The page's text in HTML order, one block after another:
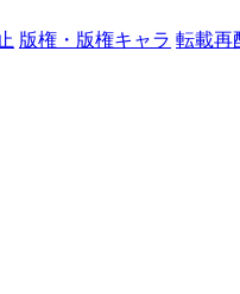
版権・版権キャラ 転載再